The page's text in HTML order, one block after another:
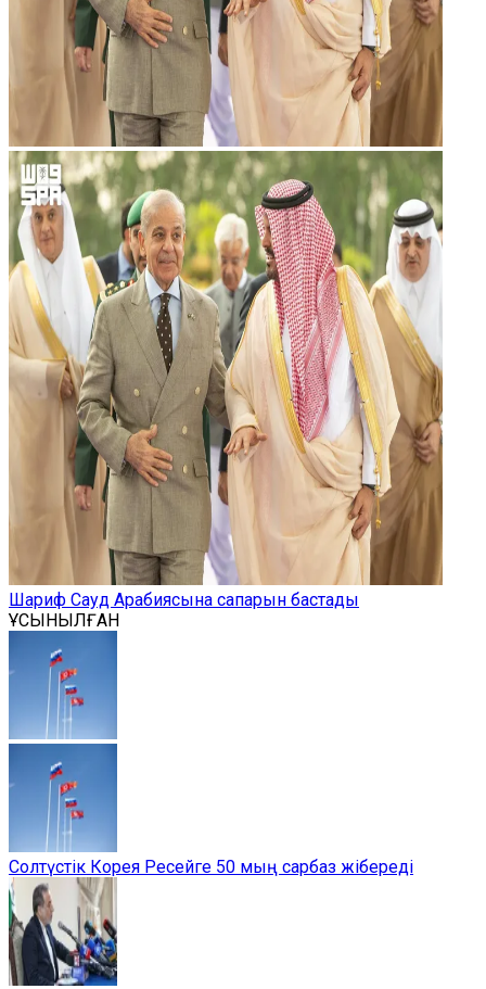
Шариф Сауд Арабиясына сапарын бастады
ҰСЫНЫЛҒАН
Солтүстік Корея Ресейге 50 мың сарбаз жібереді